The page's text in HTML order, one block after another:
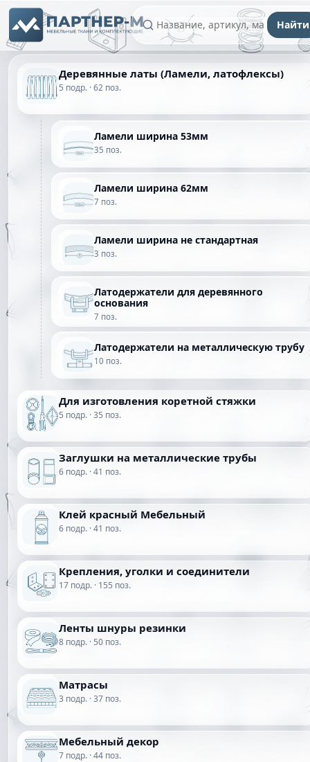
Найти
Деревянные латы (Ламели, латофлексы)
5 подр. · 62 поз.
Ламели ширина 53мм
35 поз.
Ламели ширина 62мм
7 поз.
Ламели ширина не стандартная
3 поз.
Латодержатели для деревянного
основания
7 поз.
Латодержатели на металлическую трубу
10 поз.
Для изготовления коретной стяжки
5 подр. · 35 поз.
Заглушки на металлические трубы
6 подр. · 41 поз.
Клей красный Мебельный
6 подр. · 41 поз.
Крепления, уголки и соединители
17 подр. · 155 поз.
Ленты шнуры резинки
8 подр. · 50 поз.
Матрасы
3 подр. · 37 поз.
Мебельный декор
7 подр. · 44 поз.